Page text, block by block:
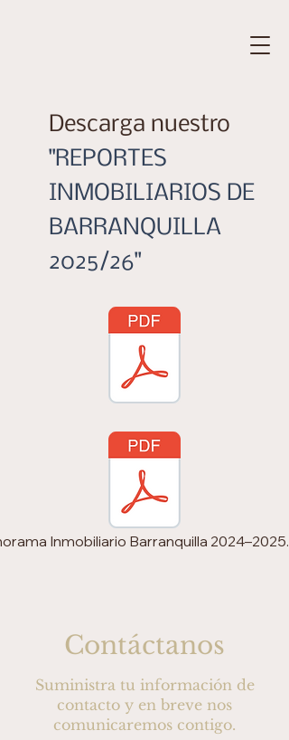
Descarga nuestro
"REPORTES
INMOBILIARIOS DE
BARRANQUILLA
2025/26"
Inmobiliario Barranquilla
Contáctanos
Suministra tu información de
contacto y en breve nos
comunicaremos contigo.